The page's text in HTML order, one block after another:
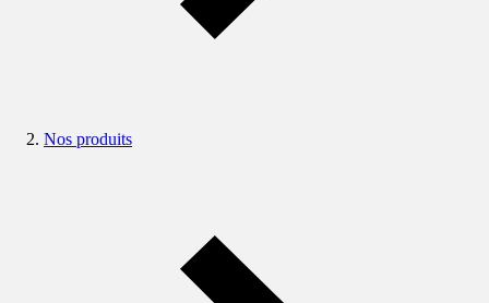
Nos produits